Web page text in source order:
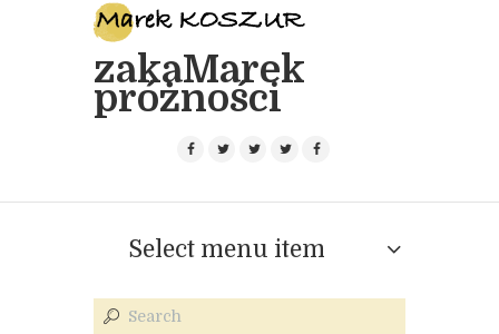
zakaMarek
próżności
Select menu item